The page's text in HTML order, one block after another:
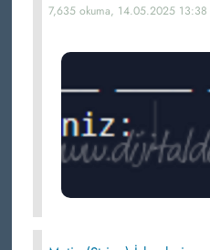
7,635 okuma, 14.05.2025 13:38